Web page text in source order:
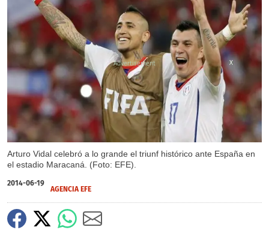
Arturo Vidal celebró a lo grande el triunf histórico ante España en
el estadio Maracaná. (Foto: EFE).
X
2014-06-19
AGENCIA EFE